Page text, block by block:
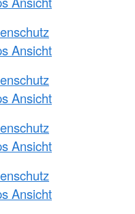
Ansicht
Ansicht
Ansicht
Ansicht